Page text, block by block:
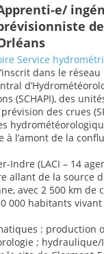
e/
Service
dans le
(SCHAPI), des
des crues
l’amont de la
Indre (LACI – 14
allant de la source
avec 2 500 km de
000 habitants
: production
;